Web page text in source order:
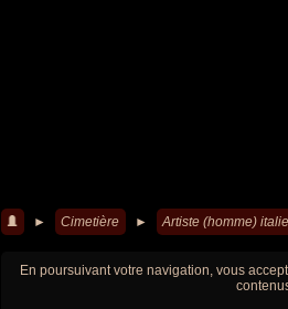
► Cimetière ► Artiste (homme)
En poursuivant votre navigation, vous